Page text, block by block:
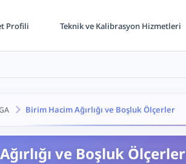
Profili Teknik ve Kalibrasyon Hizmetleri
Birim Hacim Ağırlığı ve Boşluk Ölçerler
ve Boşluk Ölçerler